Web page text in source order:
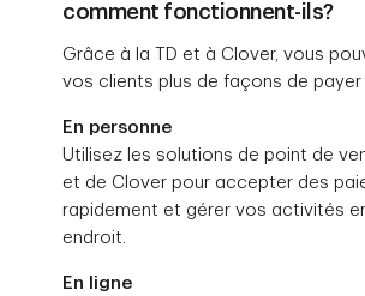
comment fonctionnent-ils?
Grâce à la TD et à Clover, vous
vos clients plus de façons de payer
En personne
Utilisez les solutions de point de
et de Clover pour accepter des
rapidement et gérer vos activités
endroit.
En ligne